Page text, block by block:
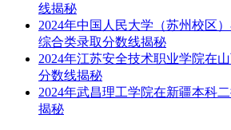
线揭秘
2024年中国人民大学（苏州校区
综合类录取分数线揭秘
2024年江苏安全技术职业学院在
分数线揭秘
2024年武昌理工学院在新疆本科
揭秘